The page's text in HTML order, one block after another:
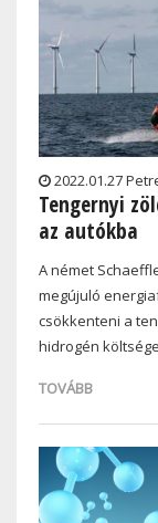
2022.01.27
Tengernyi
az autókba
A német
megújuló
csökkenteni a
hidrogén
TOVÁBB